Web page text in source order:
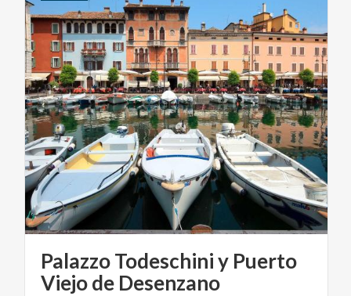
Palazzo Todeschini y Puerto
Viejo de Desenzano